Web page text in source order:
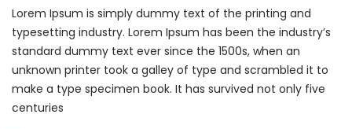
Lorem Ipsum is simply dummy text of the printing and
typesetting industry. Lorem Ipsum has been the industry’s
standard dummy text ever since the 1500s, when an
unknown printer took a galley of type and scrambled it to
make a type specimen book. It has survived not only five
centuries